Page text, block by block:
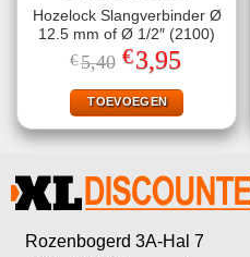
Hozelock Slangverbinder Ø
12.5 mm of Ø 1/2″ (2100)
€5,40 Oorspronkelijke
prijs
was:
€5,40.
€3,95
is:
€3,95.
TOEVOEGEN
Rozenbogerd 3A-Hal 7